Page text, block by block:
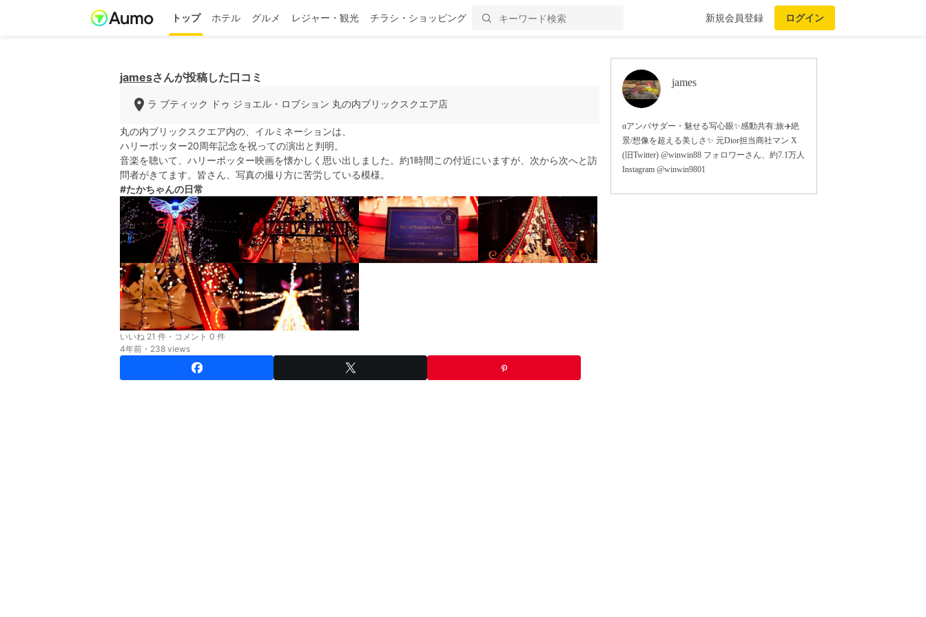
トップ ホテル グルメ レジャー・観光 チラシ・ショッピング 新規会員登録 ログイン
jamesさんが投稿した口コミ
ラ ブティック ドゥ ジョエル・ロブション 丸の内ブリックスクエア店
丸の内ブリックスクエア内の、イルミネーションは、
ハリーポッター20周年記念を祝っての演出と判明。
音楽を聴いて、ハリーポッター映画を懐かしく思い出しました。約1時間この付近にいますが、次から次へと訪
問者がきてます。皆さん、写真の撮り方に苦労している模様。
#たかちゃんの日常
いいね 21 件・コメント 0 件
4年前・238 views
james
αアンバサダー・魅せる写心眼✨感動共有:旅✈️絶
景/想像を超える美しさ✨ 元Dior担当商社マン X
(旧Twitter) @winwin88 フォロワーさん、約7.1万人
Instagram @winwin9801